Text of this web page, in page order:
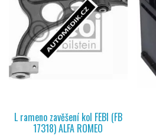
L rameno zavěšení kol FEBI (FB
17318) ALFA ROMEO